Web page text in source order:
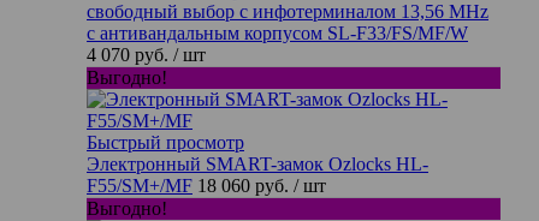
свободный выбор с инфотерминалом 13,56 MHz
с антивандальным корпусом SL-F33/FS/MF/W
4 070 руб. / шт
Выгодно!
Быстрый просмотр
Электронный SMART-замок Ozlocks HL-
F55/SM+/MF 18 060 руб. / шт
Выгодно!